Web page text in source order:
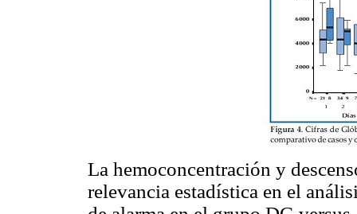
La hemoconcentración y
relevancia estadística en el